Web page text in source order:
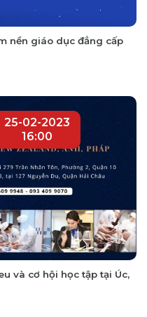
nền giáo dục đẳng cấp
và cơ hội học tập tại Úc,
25-02-2023
16:00